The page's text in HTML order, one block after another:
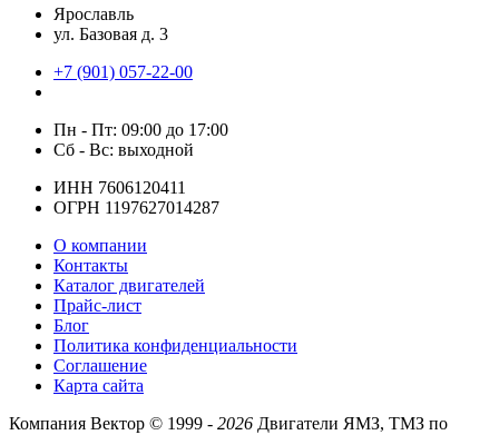
Ярославль
ул. Базовая д. 3
+7 (901) 057-22-00
Пн - Пт: 09:00 до 17:00
Сб - Вс: выходной
ИНН 7606120411
ОГРН 1197627014287
О компании
Контакты
Каталог двигателей
Прайс-лист
Блог
Политика конфиденциальности
Соглашение
Карта сайта
Компания Вектор © 1999 - 2026 Двигатели ЯМЗ, ТМЗ по